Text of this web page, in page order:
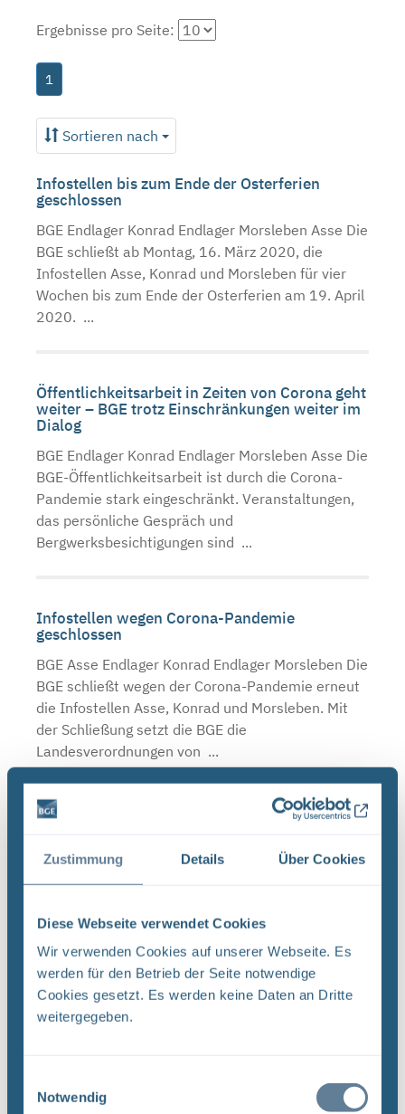
Zustimmung Details Über Cookies
Diese Webseite verwendet Cookies
Wir verwenden Cookies auf unserer Webseite. Es
werden für den Betrieb der Seite notwendige
Cookies gesetzt. Es werden keine Daten an Dritte
weitergegeben.
Notwendig
Ergebnisse pro Seite:
1
Sortieren nach
Infostellen bis zum Ende der Osterferien
geschlossen
BGE Endlager Konrad Endlager Morsleben Asse Die
BGE schließt ab Montag, 16. März 2020, die
Infostellen Asse, Konrad und Morsleben für vier
Wochen bis zum Ende der Osterferien am 19. April
2020. ...
Öffentlichkeitsarbeit in Zeiten von Corona geht
weiter – BGE trotz Einschränkungen weiter im
Dialog
BGE Endlager Konrad Endlager Morsleben Asse Die
BGE-Öffentlichkeitsarbeit ist durch die Corona-
Pandemie stark eingeschränkt. Veranstaltungen,
das persönliche Gespräch und
Bergwerksbesichtigungen sind ...
Infostellen wegen Corona-Pandemie
geschlossen
BGE Asse Endlager Konrad Endlager Morsleben Die
BGE schließt wegen der Corona-Pandemie erneut
die Infostellen Asse, Konrad und Morsleben. Mit
der Schließung setzt die BGE die
Landesverordnungen von ...
Schließzeiten Infostellen Oktober/November
BGE Asse Endlager Konrad Endlager Morsleben Die
am Mittwoch, den 23. Oktober 2019 aufgrund
am Donnerstag, ...
Endlagersuche Asse Zwischen der Stasi-
Unterlagenbehörde und dem Bundesamt für